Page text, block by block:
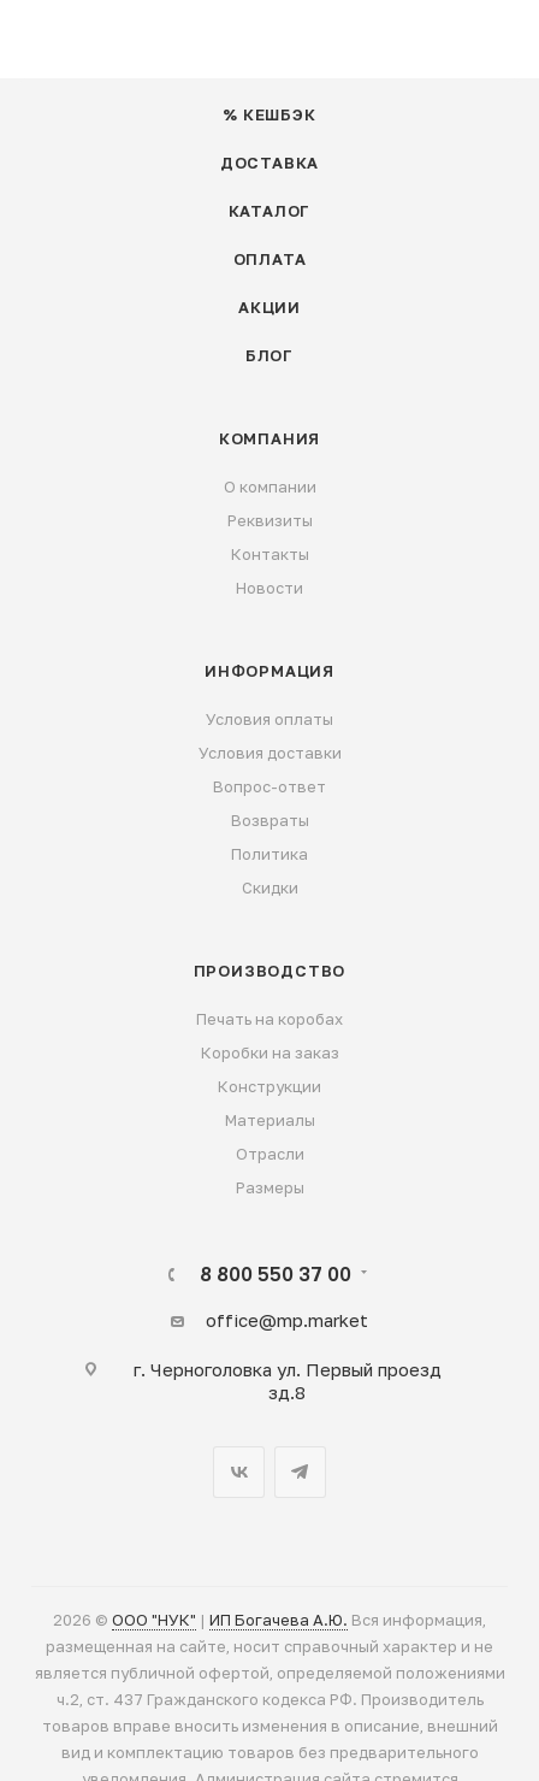
% КЕШБЭК
ДОСТАВКА
КАТАЛОГ
ОПЛАТА
АКЦИИ
БЛОГ
КОМПАНИЯ
О компании
Реквизиты
Контакты
Новости
ИНФОРМАЦИЯ
Условия оплаты
Условия доставки
Вопрос-ответ
Возвраты
Политика
Скидки
ПРОИЗВОДСТВО
Печать на коробах
Коробки на заказ
Конструкции
Материалы
Отрасли
Размеры
8 800 550 37 00
office@mp.market
г. Черноголовка ул. Первый проезд
зд.8
2026 © ООО "НУК" | ИП Богачева А.Ю. Вся информация,
размещенная на сайте, носит справочный характер и не
является публичной офертой, определяемой положениями
ч.2, ст. 437 Гражданского кодекса РФ. Производитель
товаров вправе вносить изменения в описание, внешний
вид и комплектацию товаров без предварительного